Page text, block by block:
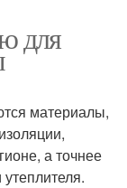
для
материалы,
а точнее